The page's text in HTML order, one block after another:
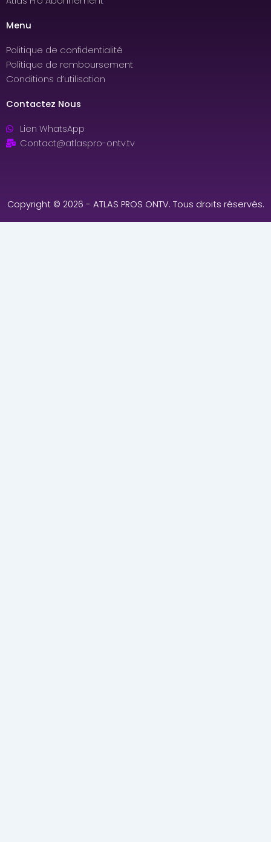
Menu
Politique de confidentialité
Politique de remboursement
Conditions d’utilisation
Contactez Nous
Lien WhatsApp
Contact@atlaspro-ontv.tv
Copyright © 2026 - ATLAS PROS ONTV. Tous droits réservés.